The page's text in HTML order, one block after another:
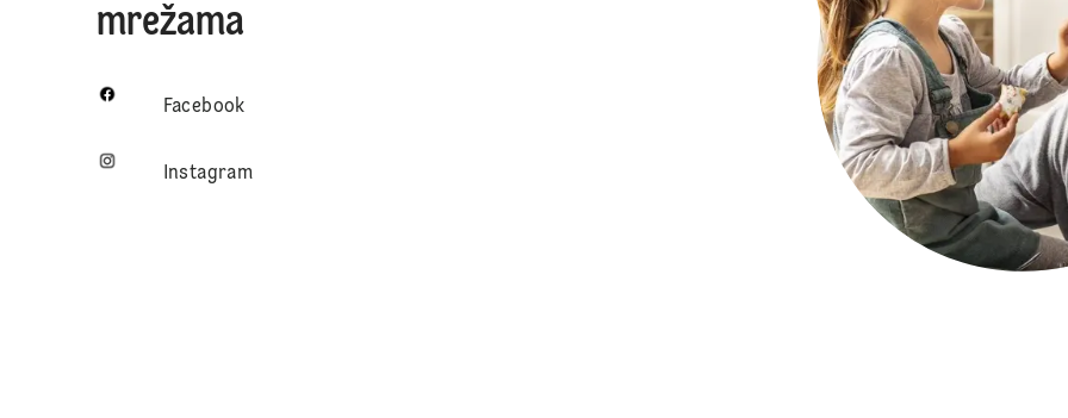
mrežama
Facebook
Instagram